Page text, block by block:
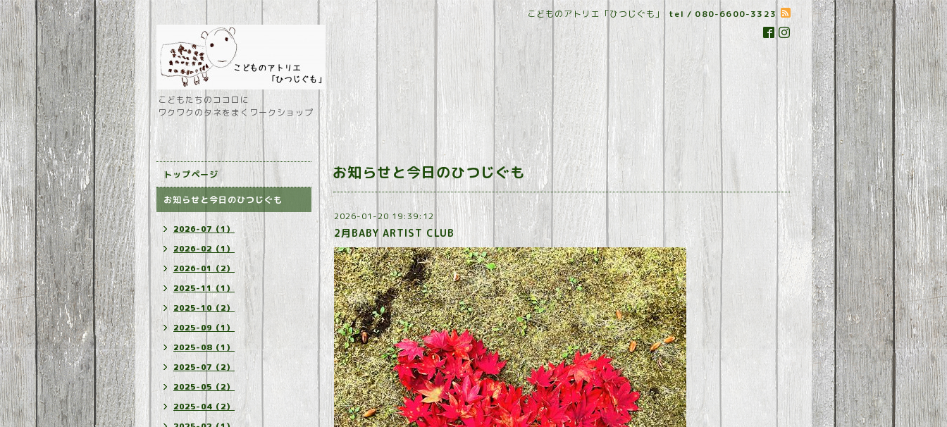
こどものアトリエ「ひつじぐも」 tel / 080-6600-3323
こどもたちのココロに
ワクワクのタネをまくワークショップ
お知らせと今日のひつじぐも
2026-01-20 19:39:12
2月BABY ARTIST CLUB
トップページ
お知らせと今日のひつじぐも
2026-07（1）
2026-02（1）
2026-01（2）
2025-11（1）
2025-10（2）
2025-09（1）
2025-08（1）
2025-07（2）
2025-05（2）
2025-04（2）